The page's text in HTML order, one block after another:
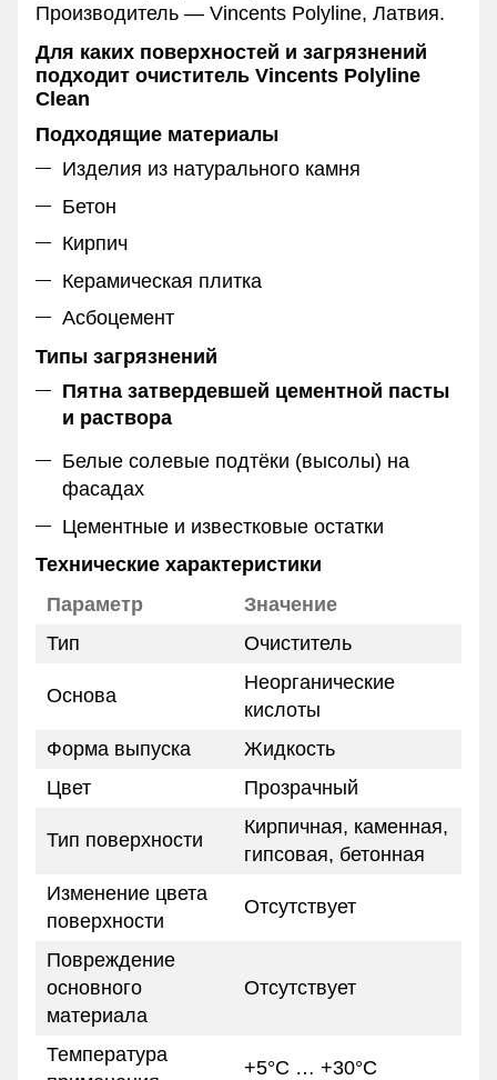
Производитель — Vincents Polyline, Латвия.
Для каких поверхностей и загрязнений
подходит очиститель Vincents Polyline
Clean
Подходящие материалы
Изделия из натурального камня
Бетон
Кирпич
Керамическая плитка
Асбоцемент
Типы загрязнений
Пятна затвердевшей цементной пасты
и раствора
Белые солевые подтёки (высолы) на
фасадах
Цементные и известковые остатки
Технические характеристики
Параметр
Значение
Тип
Очиститель
Основа
Неорганические
кислоты
Форма выпуска
Жидкость
Цвет
Прозрачный
Тип поверхности
Кирпичная, каменная,
гипсовая, бетонная
Изменение цвета
поверхности
Отсутствует
Повреждение
основного
материала
Отсутствует
Температура
+5°C … +30°C